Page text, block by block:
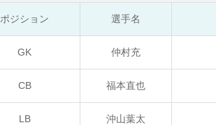
ポジション 選手名
GK 仲村充
CB 福本直也
LB 沖山葉太